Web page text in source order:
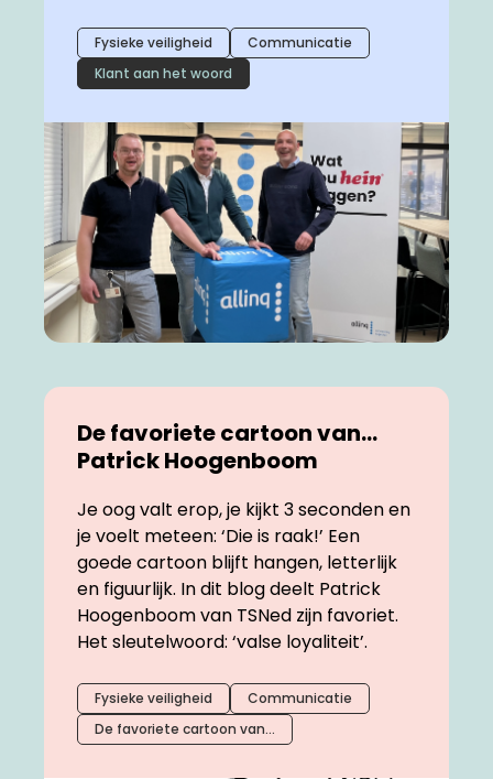
Fysieke veiligheid
Communicatie
Klant aan het woord
De favoriete cartoon van...
Patrick Hoogenboom
Je oog valt erop, je kijkt 3 seconden en
je voelt meteen: ‘Die is raak!’ Een
goede cartoon blijft hangen, letterlijk
en figuurlijk. In dit blog deelt Patrick
Hoogenboom van TSNed zijn favoriet.
Het sleutelwoord: ‘valse loyaliteit’.
Fysieke veiligheid
Communicatie
De favoriete cartoon van...